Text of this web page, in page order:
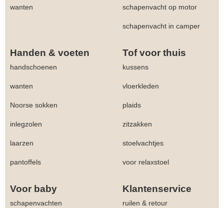
wanten schapenvacht op motor
schapenvacht in camper
Handen & voeten Tof voor thuis
handschoenen kussens
wanten vloerkleden
Noorse sokken plaids
inlegzolen zitzakken
laarzen stoelvachtjes
pantoffels voor relaxstoel
Voor baby Klantenservice
schapenvachten ruilen & retour